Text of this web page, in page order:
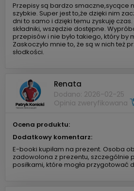
Przepisy są bardzo smaczne,sycące
szybkie. Super jest to,że dzięki nim
dni to samo i dzięki temu zyskuję
składniki, wszędzie dostępne.
przepisów i nie było takiego, który by
Zaskoczyło mnie to, że są w nich też
słodkości.
Renata
Dodano: 2026-02-25
Opinia zweryfikowana
Ocena produktu:
Dodatkowy komentarz:
E-booki kupiłam na prezent. Osoba
zadowolona z prezentu, szczególnie
posiłkami, które mogła przygotować